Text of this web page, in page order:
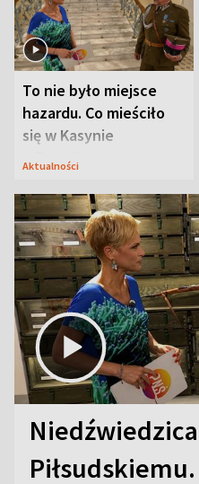
To nie było miejsce
hazardu. Co mieściło
się w Kasynie
Oficerskim?
Aktualności